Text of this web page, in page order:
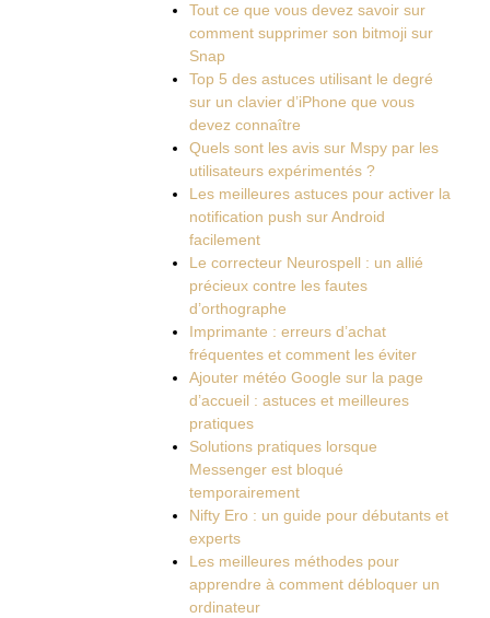
Tout ce que vous devez savoir sur
comment supprimer son bitmoji sur
Snap
Top 5 des astuces utilisant le degré
sur un clavier d’iPhone que vous
devez connaître
Quels sont les avis sur Mspy par les
utilisateurs expérimentés ?
Les meilleures astuces pour activer la
notification push sur Android
facilement
Le correcteur Neurospell : un allié
précieux contre les fautes
d’orthographe
Imprimante : erreurs d’achat
fréquentes et comment les éviter
Ajouter météo Google sur la page
d’accueil : astuces et meilleures
pratiques
Solutions pratiques lorsque
Messenger est bloqué
temporairement
Nifty Ero : un guide pour débutants et
experts
Les meilleures méthodes pour
apprendre à comment débloquer un
ordinateur